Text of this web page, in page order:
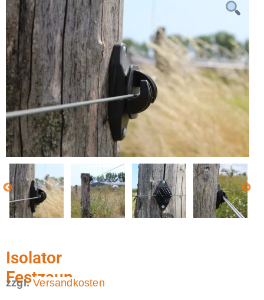
Isolator
Festzaun
zzgl.Versandkosten